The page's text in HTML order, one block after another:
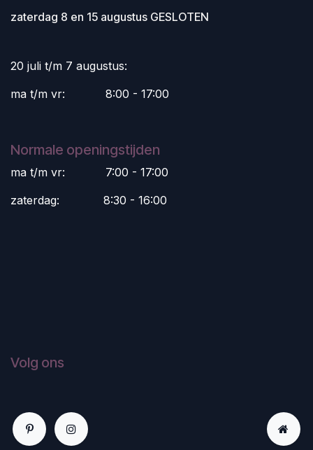
zaterdag 8 en 15 augustus GESLOTEN
20 juli t/m 7 augustus:
ma t/m vr:
​8:00 - 17:00
Normale openingstijden
ma t/m vr:
​7:00 - 17:00
zaterdag:
​8:30 - 16:00
Volg ons